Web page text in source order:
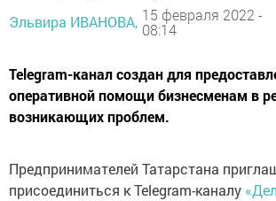
Эльвира ИВАНОВА, 15 февраля 2022 -
08:14
Telegram-канал создан для
оперативной помощи бизнесменам в
возникающих проблем.
Предпринимателей Татарстана
присоединиться к Telegram-каналу